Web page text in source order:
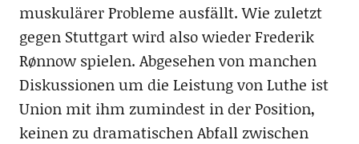
muskulärer Probleme ausfällt. Wie zuletzt
gegen Stuttgart wird also wieder Frederik
Rønnow spielen. Abgesehen von manchen
Diskussionen um die Leistung von Luthe ist
Union mit ihm zumindest in der Position,
keinen zu dramatischen Abfall zwischen